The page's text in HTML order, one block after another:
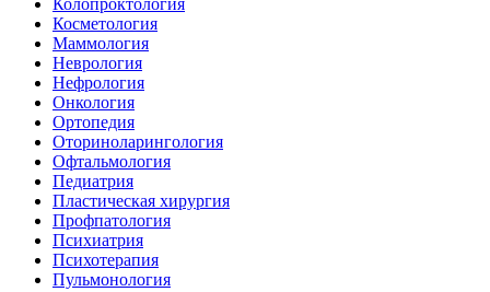
Косметология
Маммология
Неврология
Нефрология
Онкология
Ортопедия
Оториноларингология
Офтальмология
Педиатрия
Пластическая хирургия
Профпатология
Психиатрия
Психотерапия
Пульмонология